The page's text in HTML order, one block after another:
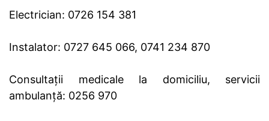
Electrician: 0726 154 381
Instalator: 0727 645 066, 0741 234 870
Consultații medicale la domiciliu, servicii
ambulanță: 0256 970